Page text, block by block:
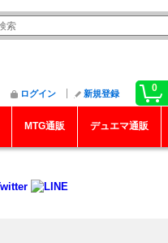
0
ログイン 新規登録
MTG通販 デュエマ通販